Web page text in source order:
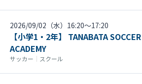
2026/09/02（水）16:20〜17:20
【小学1・2年】 TANABATA SOCCER
ACADEMY
サッカー ｜ スクール